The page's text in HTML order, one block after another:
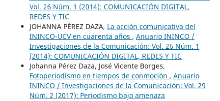
Vol. 26 Núm. 1 (2014): COMUNICACIÓN DIGITAL,
REDES Y TIC
JOHANNA PÉREZ DAZA, La acción comunicativa del
ININCO-UCV en cuarenta años , Anuario ININCO /
Investigaciones de la Comunicación: Vol. 26 Núm. 1
(2014): COMUNICACIÓN DIGITAL, REDES Y TIC
Johanna Pérez Daza, José Vicente Borges,
Fotoperiodismo en tiempos de conmoción , Anuario
ININCO / Investigaciones de la Comunicación: Vol. 29
Núm. 2 (2017): Periodismo bajo amenaza